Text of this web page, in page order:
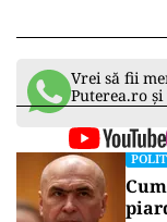
Vrei să fii
Puterea.ro